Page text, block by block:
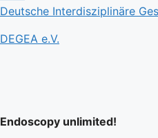
Deutsche Interdisziplinäre
DEGEA e.V.
Endoscopy unlimited!